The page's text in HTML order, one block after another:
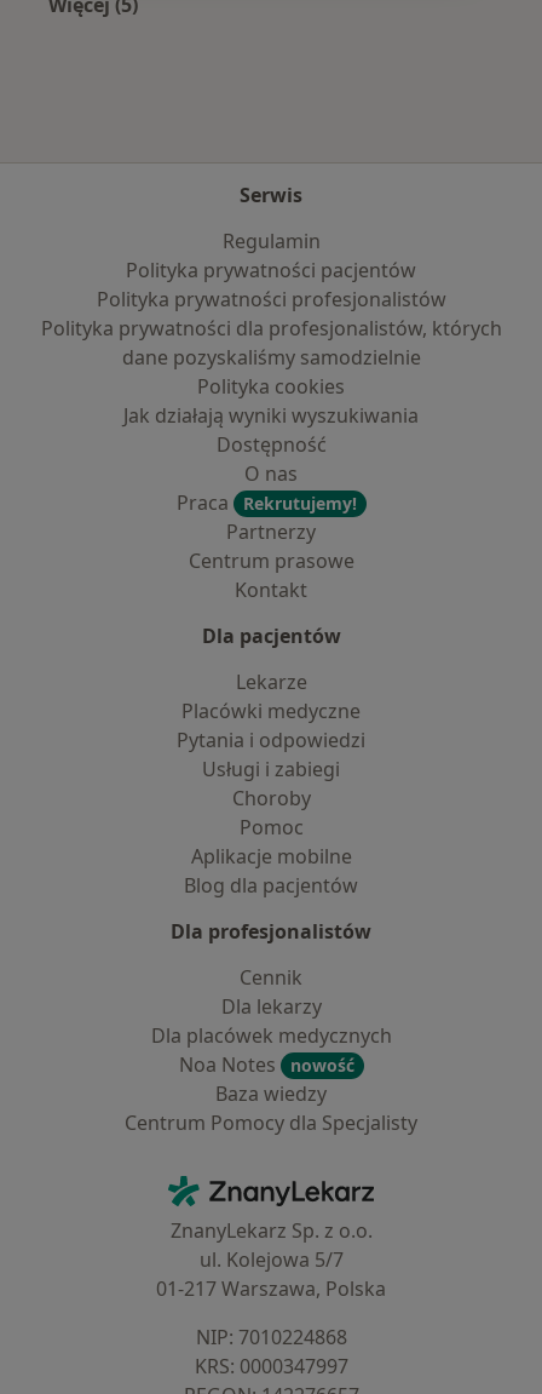
Serwis
Regulamin
Polityka prywatności pacjentów
Polityka prywatności profesjonalistów
Polityka prywatności dla profesjonalistów, których
dane pozyskaliśmy samodzielnie
Polityka cookies
Jak działają wyniki wyszukiwania
Dostępność
O nas
Praca
Rekrutujemy!
Partnerzy
Centrum prasowe
Kontakt
Dla pacjentów
Lekarze
Placówki medyczne
Pytania i odpowiedzi
Usługi i zabiegi
Choroby
Pomoc
Aplikacje mobilne
Blog dla pacjentów
Dla profesjonalistów
Cennik
Dla lekarzy
Dla placówek medycznych
Noa Notes
nowość
Baza wiedzy
Centrum Pomocy dla Specjalisty
ZnanyLekarz - Strona główna
ZnanyLekarz Sp. z o.o.
ul. Kolejowa 5/7
01-217 Warszawa, Polska
NIP: ⁠7010224868
KRS: ⁠0000347997